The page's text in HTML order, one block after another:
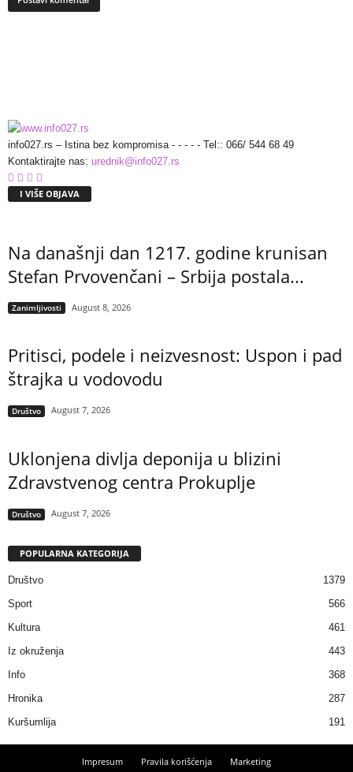
info027.rs – Istina bez kompromisa - - - - - Tel:: 066/ 544 68 49
Kontaktirajte nas: urednik@info027.rs
I VIŠE OBJAVA
Na današnji dan 1217. godine krunisan
Stefan Prvovenčani – Srbija postala...
Zanimljivosti August 8, 2026
Pritisci, podele i neizvesnost: Uspon i pad
štrajka u vodovodu
Društvo August 7, 2026
Uklonjena divlja deponija u blizini
Zdravstvenog centra Prokuplje
Društvo August 7, 2026
POPULARNA KATEGORIJA
Društvo
1379
Sport
566
Kultura
461
Iz okruženja
443
Info
368
Hronika
287
Kuršumlija
191
Impresum Pravila korišćenja Marketing